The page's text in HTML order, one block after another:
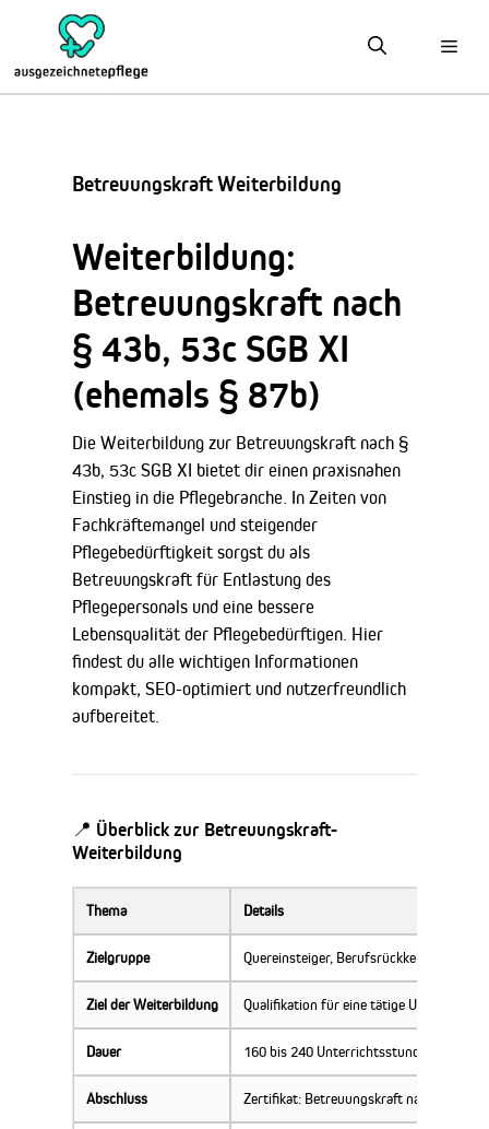
springen
Betreuungskraft Weiterbildung
Weiterbildung:
Betreuungskraft nach
§ 43b, 53c SGB XI
(ehemals § 87b)
Die Weiterbildung zur Betreuungskraft nach §
43b, 53c SGB XI bietet dir einen praxisnahen
Einstieg in die Pflegebranche. In Zeiten von
Fachkräftemangel und steigender
Pflegebedürftigkeit sorgst du als
Betreuungskraft für Entlastung des
Pflegepersonals und eine bessere
Lebensqualität der Pflegebedürftigen. Hier
findest du alle wichtigen Informationen
kompakt, SEO-optimiert und nutzerfreundlich
aufbereitet.
📍 Überblick zur Betreuungskraft-
Weiterbildung
Thema Details
Zielgruppe Quereinsteiger, Berufsrückkehrer,
Ziel der Weiterbildung Qualifikation für eine tätige
Dauer 160 bis 240 Unterrichtsstunden +
Abschluss Zertifikat: Betreuungskraft nach § 43b,